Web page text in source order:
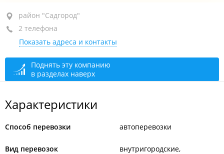
район "Садгород", ул. Плеханова, 37
оф. 1
+7 914 668-88-86
+7 924 666-66-46
открыто: 09:00–18:00
район "Садгород"
2 телефона
Показать адреса и контакты
Поднять эту компанию
в разделах наверх
Характеристики
Способ перевозки автоперевозки
Вид перевозок
внутригородские